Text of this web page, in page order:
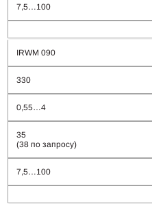
7,5…100
IRWM 090
330
0,55…4
35
(38 по запросу)
7,5…100